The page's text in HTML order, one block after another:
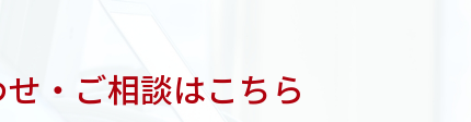
・ご相談はこちら